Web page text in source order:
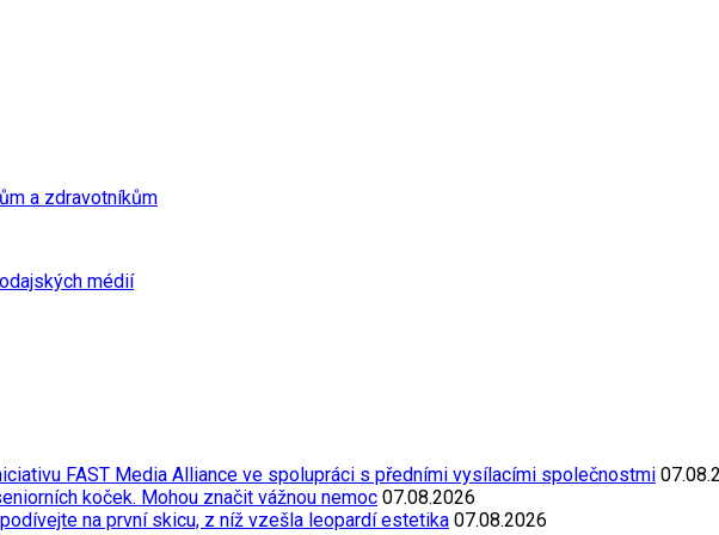
a zdravotníkům
médií
FAST Media Alliance ve spolupráci s předními vysílacími společnostmi
koček. Mohou značit vážnou nemoc 07.08.2026
na první skicu, z níž vzešla leopardí estetika 07.08.2026